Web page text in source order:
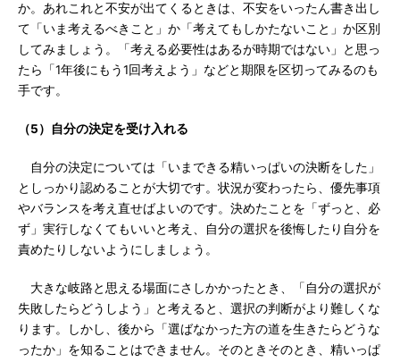
か。あれこれと不安が出てくるときは、不安をいったん書き出し
て「いま考えるべきこと」か「考えてもしかたないこと」か区別
してみましょう。「考える必要性はあるが時期ではない」と思っ
たら「1年後にもう1回考えよう」などと期限を区切ってみるのも
手です。
（5）自分の決定を受け入れる
自分の決定については「いまできる精いっぱいの決断をした」
としっかり認めることが大切です。状況が変わったら、優先事項
やバランスを考え直せばよいのです。決めたことを「ずっと、必
ず」実行しなくてもいいと考え、自分の選択を後悔したり自分を
責めたりしないようにしましょう。
大きな岐路と思える場面にさしかかったとき、「自分の選択が
失敗したらどうしよう」と考えると、選択の判断がより難しくな
ります。しかし、後から「選ばなかった方の道を生きたらどうな
ったか」を知ることはできません。そのときそのとき、精いっぱ